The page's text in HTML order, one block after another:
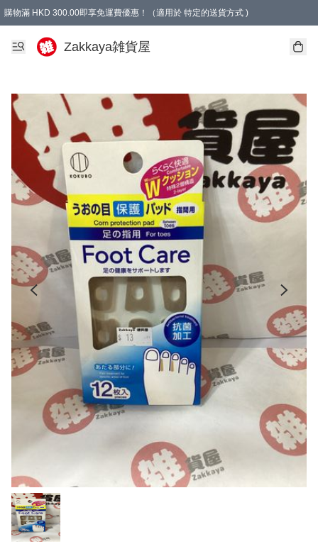
購物滿 HKD 300.00即享免運費優惠！（適用於 特定的送貨方式 )
Zakkaya雑貨屋